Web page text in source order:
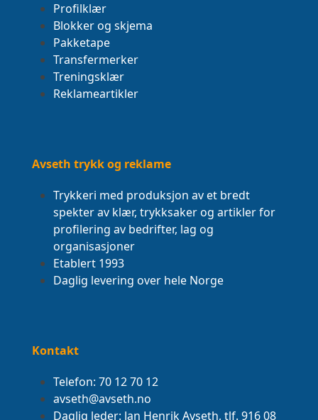
Profilklær
Blokker og skjema
Pakketape
Transfermerker
Treningsklær
Reklameartikler
Avseth trykk og reklame
Trykkeri med produksjon av et bredt
spekter av klær, trykksaker og artikler for
profilering av bedrifter, lag og
organisasjoner
Etablert 1993
Daglig levering over hele Norge
Kontakt
Telefon: 70 12 70 12
avseth@avseth.no
Daglig leder: Jan Henrik Avseth, tlf. 916 08